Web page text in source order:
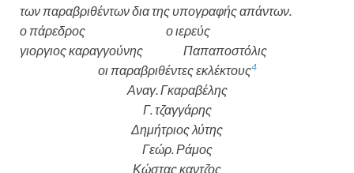
των παραβριθέντων δια της υπογραφής απάντων.
ο πάρεδρος ο ιερεύς
γιοργιος καραγγούνης Παπαποστόλις
οι παραβριθέντες εκλέκτους4
Αναγ. Γκαραβέλης
Γ. τζαγγάρης
Δημήτριος λύτης
Γεώρ. Ράμος
Κώστας καντζος